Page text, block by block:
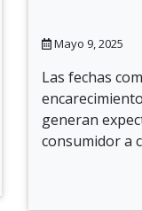
Mayo 9, 2025
Las fechas
generan
consumidor a